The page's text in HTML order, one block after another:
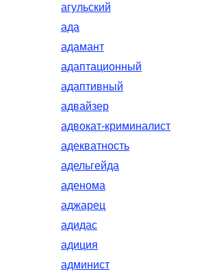
агульский
ада
адамант
адаптационный
адаптивный
адвайзер
адвокат-криминалист
адекватность
адельгейда
аденома
аджарец
адидас
адиция
админист